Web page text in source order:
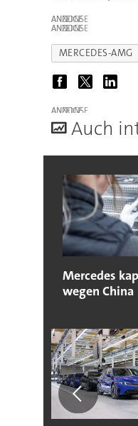
ANZEIGE
ANZEIGE
MERCEDES-AMG
ANZEIGE
Auch
Mercedes
wegen China